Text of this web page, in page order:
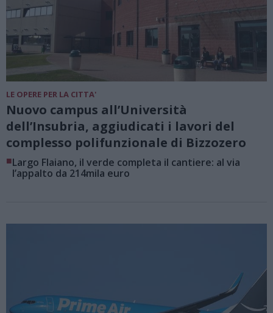
LE OPERE PER LA CITTA'
Nuovo campus all’Università
dell’Insubria, aggiudicati i lavori del
complesso polifunzionale di Bizzozero
■Largo Flaiano, il verde completa il cantiere: al via
l’appalto da 214mila euro